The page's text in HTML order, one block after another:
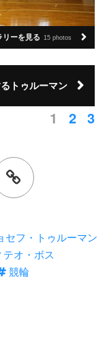
リーを見る 15 photos
トゥルーマン
1 2 3
セフ・トゥルーマン
テオ・ボス
競輪